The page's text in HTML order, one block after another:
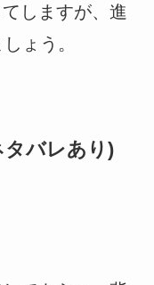
しますが、進
ょう。
タバレあり)